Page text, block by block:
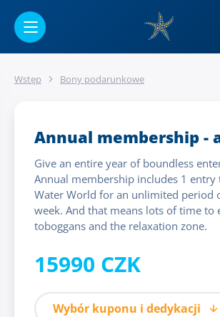
Wstęp Bony podarunkowe
Annual membership -
Give an entire year of boundless
Annual membership includes 1 entry
Water World for an unlimited period
week. And that means lots of time to
toboggans and the relaxation zone.
15990 CZK
Wybór kuponu i dedykacji